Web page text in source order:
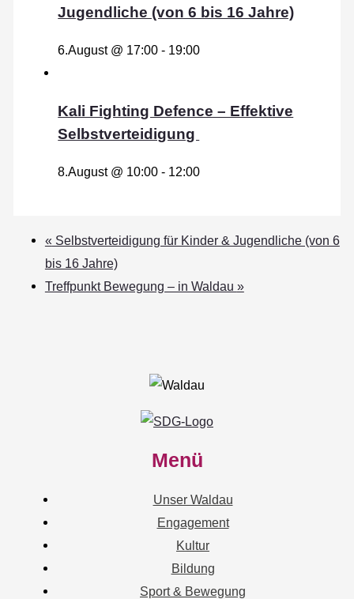
Jugendliche (von 6 bis 16 Jahre)
6.August @ 17:00 - 19:00
Kali Fighting Defence – Effektive
Selbstverteidigung
8.August @ 10:00 - 12:00
« Selbstverteidigung für Kinder & Jugendliche (von 6
bis 16 Jahre)
Treffpunkt Bewegung – in Waldau »
Menü
Unser Waldau
Engagement
Kultur
Bildung
Sport & Bewegung